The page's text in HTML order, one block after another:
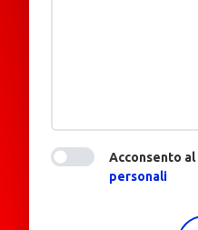
Acconsento al
personali